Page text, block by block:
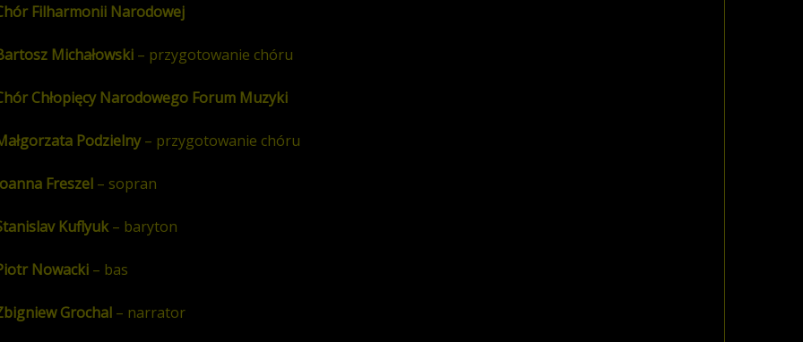
Filharmonii Narodowej
Michałowski – przygotowanie chóru
Chłopięcy Narodowego Forum Muzyki
Podzielny– przygotowanie chóru
Freszel– sopran
Kuflyuk– baryton
Nowacki– bas
Grochal– narrator